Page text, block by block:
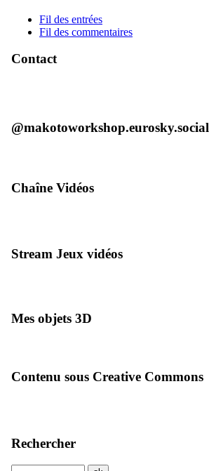
Fil des entrées
Fil des commentaires
Contact
@makotoworkshop.eurosky.social
Chaîne Vidéos
Stream Jeux vidéos
Mes objets 3D
Contenu sous Creative Commons
Rechercher